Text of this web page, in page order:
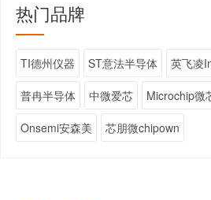
热门品牌
TI德州仪器 ST意法半导体 英飞凌
普冉半导体 中微爱芯 Microchip微
Onsemi安森美 芯朋微chipown